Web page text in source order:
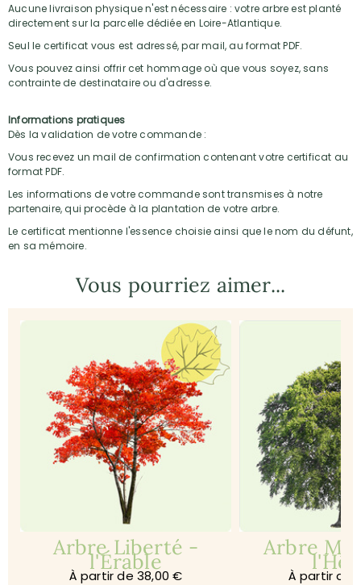
Aucune livraison physique n'est nécessaire : votre arbre est planté
directement sur la parcelle dédiée en Loire-Atlantique.
Seul le certificat vous est adressé, par mail, au format PDF.
Vous pouvez ainsi offrir cet hommage où que vous soyez, sans
contrainte de destinataire ou d'adresse.
Informations pratiques
Dès la validation de votre commande :
Vous recevez un mail de confirmation contenant votre certificat au
format PDF.
Les informations de votre commande sont transmises à notre
partenaire, qui procède à la plantation de votre arbre.
Le certificat mentionne l'essence choisie ainsi que le nom du défunt,
en sa mémoire.
Vous pourriez aimer...
Arbre Liberté -
l'Érable
À partir de 38,00 €
Arbre
À partir de